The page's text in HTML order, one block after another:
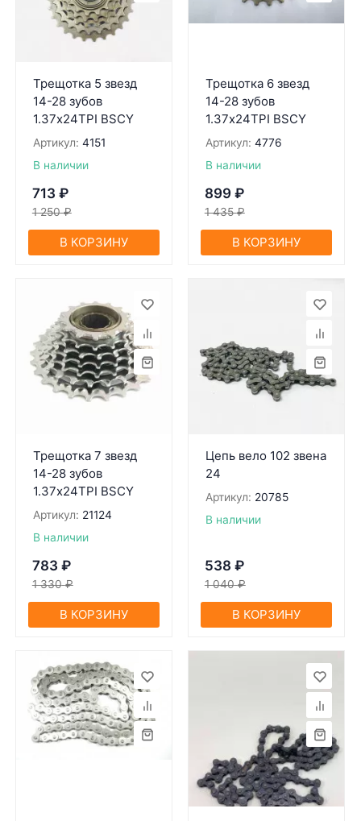
Трещотка 5 звезд
14-28 зубов
1.37х24TPI BSCY
Артикул: 4151
В наличии
713 ₽
1 250 ₽
В КОРЗИНУ
Трещотка 6 звезд
14-28 зубов
1.37х24TPI BSCY
Артикул: 4776
В наличии
899 ₽
1 435 ₽
В КОРЗИНУ
Трещотка 7 звезд
14-28 зубов
1.37х24TPI BSCY
Артикул: 21124
В наличии
783 ₽
1 330 ₽
В КОРЗИНУ
Цепь вело 102 звена
24
Артикул: 20785
В наличии
538 ₽
1 040 ₽
В КОРЗИНУ